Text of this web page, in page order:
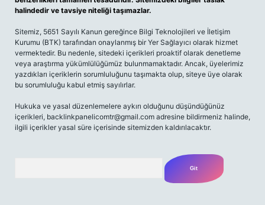
halindedir ve tavsiye niteliği taşımazlar.
Sitemiz, 5651 Sayılı Kanun gereğince Bilgi Teknolojileri ve İletişim
Kurumu (BTK) tarafından onaylanmış bir Yer Sağlayıcı olarak hizmet
vermektedir. Bu nedenle, sitedeki içerikleri proaktif olarak denetleme
veya araştırma yükümlülüğümüz bulunmamaktadır. Ancak, üyelerimiz
yazdıkları içeriklerin sorumluluğunu taşımakta olup, siteye üye olarak
bu sorumluluğu kabul etmiş sayılırlar.
Hukuka ve yasal düzenlemelere aykırı olduğunu düşündüğünüz
içerikleri, backlinkpanelicomtr@gmail.com adresine bildirmeniz halinde,
ilgili içerikler yasal süre içerisinde sitemizden kaldırılacaktır.